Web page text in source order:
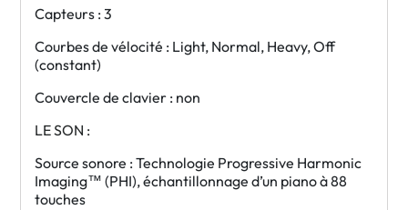
Capteurs : 3
Courbes de vélocité : Light, Normal, Heavy, Off
(constant)
Couvercle de clavier : non
LE SON :
Source sonore : Technologie Progressive Harmonic
Imaging™ (PHI), échantillonnage d’un piano à 88
touches